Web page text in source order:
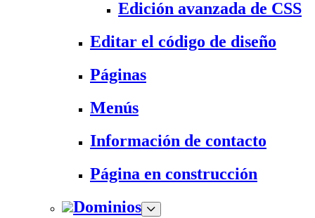
Edición avanzada de CSS
Editar el código de diseño
Páginas
Menús
Información de contacto
Página en construcción
Dominios